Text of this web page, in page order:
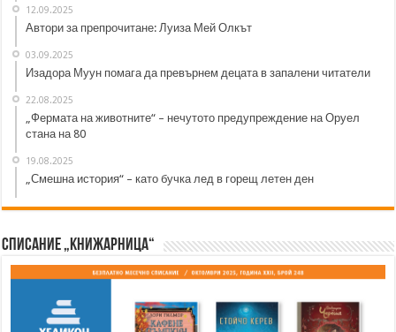
12.09.2025
Автори за препрочитане: Луиза Мей Олкът
03.09.2025
Изадора Муун помага да превърнем децата в запалени читатели
22.08.2025
„Фермата на животните“ – нечутото предупреждение на Оруел
стана на 80
19.08.2025
„Смешна история“ – като бучка лед в горещ летен ден
Списание „Книжарница“